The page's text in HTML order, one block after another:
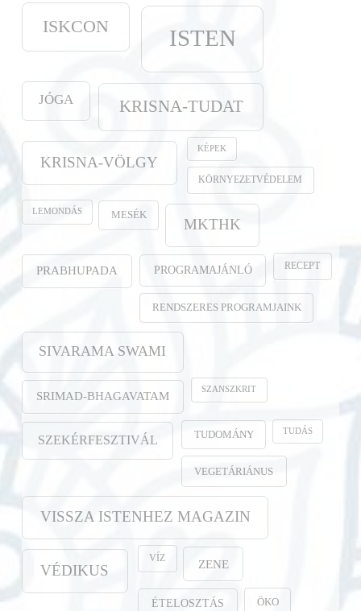
ISKCON ISTEN
JÓGA KRISNA-TUDAT
KRISNA-VÖLGY
KÉPEK
KÖRNYEZETVÉDELEM
LEMONDÁS MESÉK
MKTHK
PRABHUPADA PROGRAMAJÁNLÓ RECEPT
RENDSZERES PROGRAMJAINK
SIVARAMA SWAMI
SRIMAD-BHAGAVATAM SZANSZKRIT
SZEKÉRFESZTIVÁL TUDOMÁNY TUDÁS
VEGETÁRIÁNUS
VISSZA ISTENHEZ MAGAZIN
VÉDIKUS
VÍZ ZENE
ÉTELOSZTÁS ÖKO